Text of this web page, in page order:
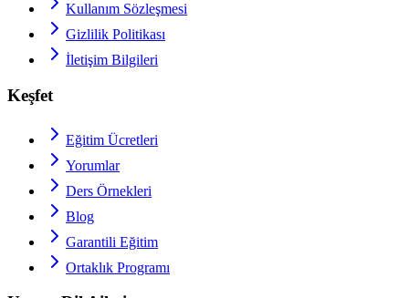
Kullanım Sözleşmesi
Gizlilik Politikası
İletişim Bilgileri
Keşfet
Eğitim Ücretleri
Yorumlar
Ders Örnekleri
Blog
Garantili Eğitim
Ortaklık Programı